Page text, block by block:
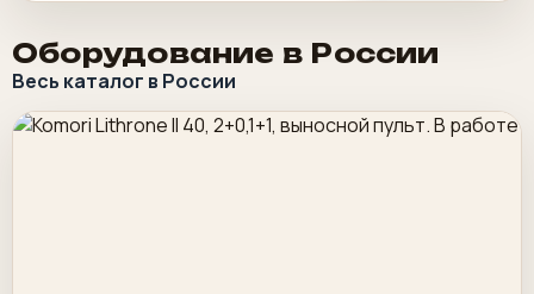
Оборудование в России
Весь каталог в России